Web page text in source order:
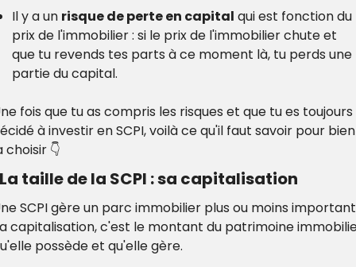
Il y a un risque de perte en capital qui est fonction du
prix de l'immobilier : si le prix de l'immobilier chute et
que tu revends tes parts à ce moment là, tu perds une
partie du capital.
fois que tu as compris les risques et que tu es toujours
à investir en SCPI, voilà ce qu'il faut savoir pour bien
choisir 👇
taille de la SCPI : sa capitalisation
SCPI gère un parc immobilier plus ou moins
capitalisation, c'est le montant du patrimoine
possède et qu'elle gère.